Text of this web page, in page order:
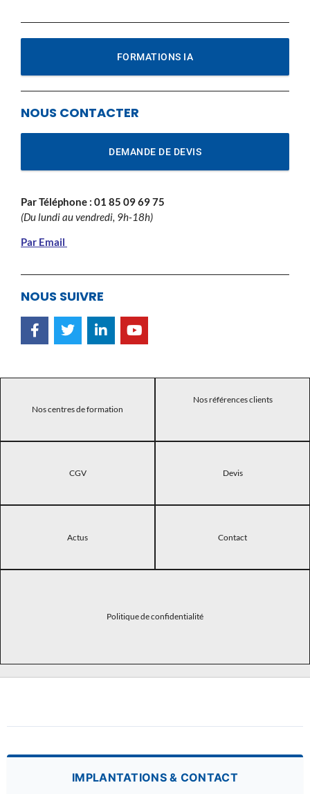
FORMATIONS IA
NOUS CONTACTER
DEMANDE DE DEVIS
Par Téléphone : 01 85 09 69 75
(Du lundi au vendredi, 9h-18h)
Par Email
NOUS SUIVRE
Nos centres de formation
Nos références clients
CGV Devis
Actus Contact
Politique de confidentialité
IMPLANTATIONS & CONTACT